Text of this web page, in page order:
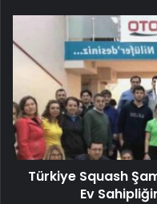
Türkiye Squash
Ev